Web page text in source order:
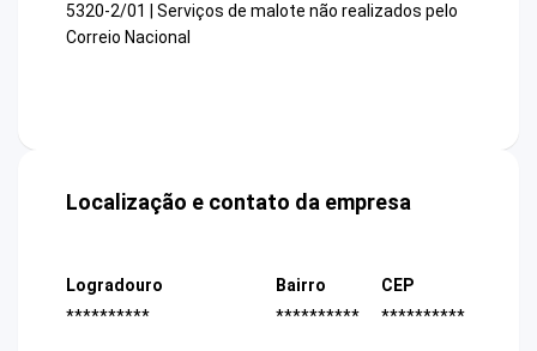
5320-2/01 | Serviços de malote não realizados pelo
Correio Nacional
Localização e contato da empresa
Logradouro
**********
Bairro
**********
CEP
**********